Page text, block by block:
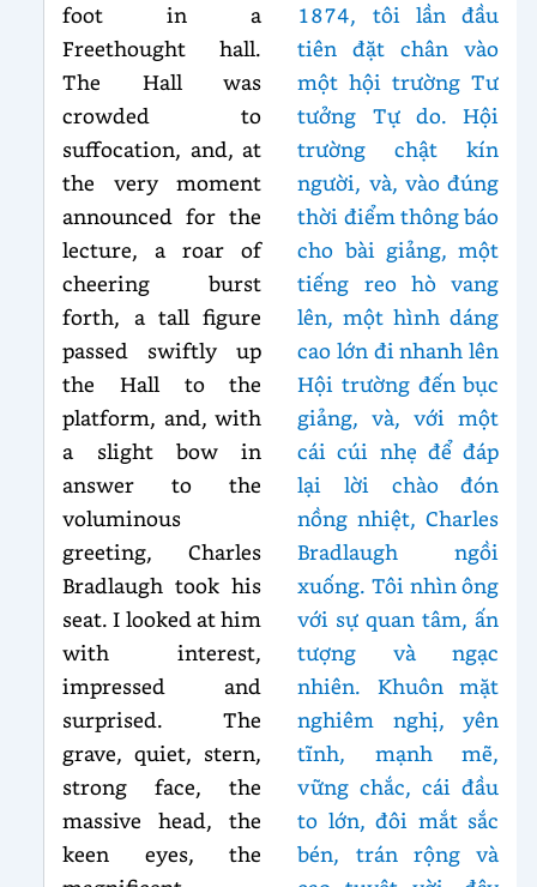
foot in a
Freethought hall.
The Hall was
crowded to
suffocation, and, at
the very moment
announced for the
lecture, a roar of
cheering burst
forth, a tall figure
passed swiftly up
the Hall to the
platform, and, with
a slight bow in
answer to the
voluminous
greeting, Charles
Bradlaugh took his
seat. I looked at him
with interest,
impressed and
surprised. The
grave, quiet, stern,
strong face, the
massive head, the
keen eyes, the
1874, tôi lần đầu
tiên đặt chân vào
một hội trường Tư
tưởng Tự do. Hội
trường chật kín
người, và, vào đúng
thời điểm thông báo
cho bài giảng, một
tiếng reo hò vang
lên, một hình dáng
cao lớn đi nhanh lên
Hội trường đến bục
giảng, và, với một
cái cúi nhẹ để đáp
lại lời chào đón
nồng nhiệt, Charles
Bradlaugh ngồi
xuống. Tôi nhìn ông
với sự quan tâm, ấn
tượng và ngạc
nhiên. Khuôn mặt
nghiêm nghị, yên
tĩnh, mạnh mẽ,
vững chắc, cái đầu
to lớn, đôi mắt sắc
bén, trán rộng và